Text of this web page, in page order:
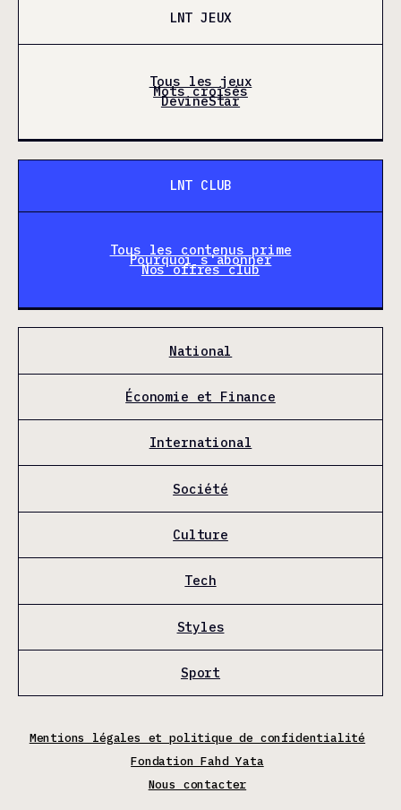
LNT JEUX
Tous les jeux
Mots croisés
DevineStar
LNT CLUB
Tous les contenus prime
Pourquoi s'abonner
Nos offres club
National
Économie et Finance
International
Société
Culture
Tech
Styles
Sport
Mentions légales et politique de confidentialité
Fondation Fahd Yata
Nous contacter